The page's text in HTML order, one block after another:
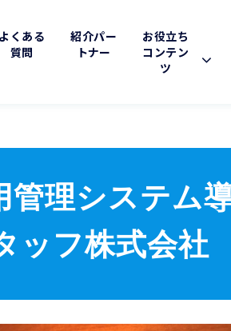
よくある
質問
紹介パー
トナー
お役立ち
コンテン
ツ
理システム
ッフ株式会社